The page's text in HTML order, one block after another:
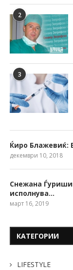
2
3
Ќиро Блажевиќ:
декември 10, 2018
Снежана
исполнува…
март 16, 2019
КАТЕГОРИИ
LIFESTYLE